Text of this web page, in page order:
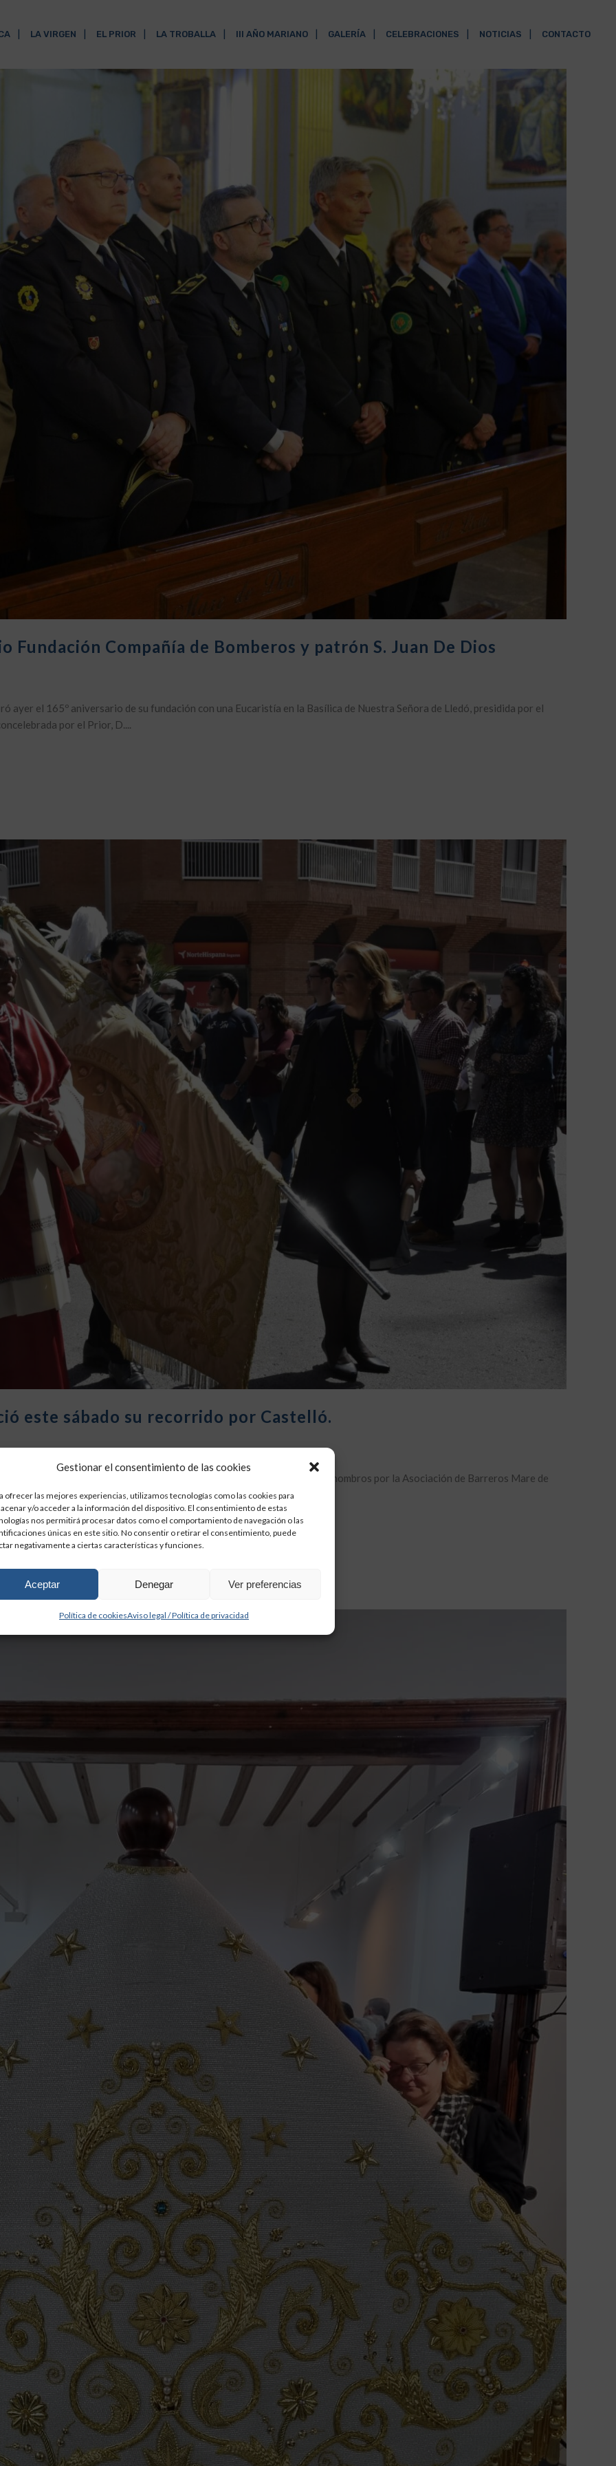
Gestionar el consentimiento de las cookies
ofrecer las mejores experiencias, utilizamos tecnologías como las cookies para
y/o acceder a la información del dispositivo. El consentimiento de estas
nos permitirá procesar datos como el comportamiento de navegación o las
únicas en este sitio. No consentir o retirar el consentimiento, puede
negativamente a ciertas características y funciones.
Aceptar Denegar Ver preferencias
Política de cookiesAviso legal / Política de privacidad
LA VIRGEN EL PRIOR LA TROBALLA III AÑO MARIANO GALERÍA CELEBRACIONES NOTICIAS CONTACTO
Fundación Compañía de Bomberos y patrón S. Juan De Dios
ayer el 165º aniversario de su fundación con una Eucaristía en la Basílica de Nuestra Señora de Lledó, presidida por el
por el Prior, D....
este sábado su recorrido por Castelló.
en procesión, presidida por el prior, Joaquín Guillamón y portada a hombros por la Asociación de Barreros Mare de
Ecuestre de...